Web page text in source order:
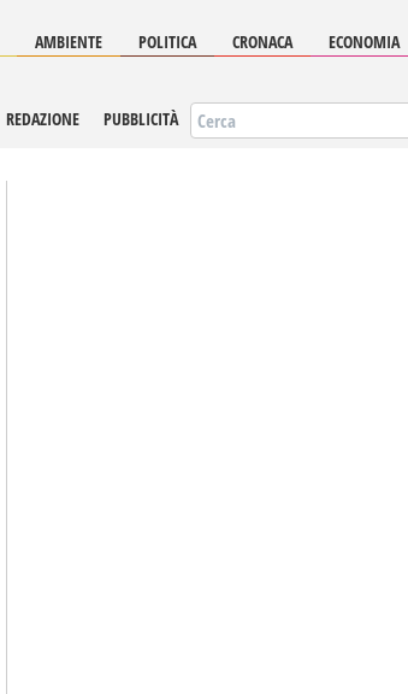
AMBIENTE POLITICA CRONACA ECONOMIA
REDAZIONE PUBBLICITÀ